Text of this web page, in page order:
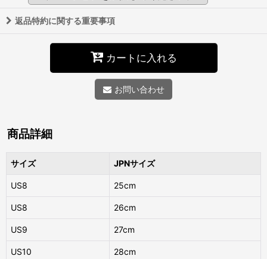
返品特約に関する重要事項
カートに入れる
お問い合わせ
商品詳細
サイズ JPNサイズ
US8 25cm
US8 26cm
US9 27cm
US10 28cm